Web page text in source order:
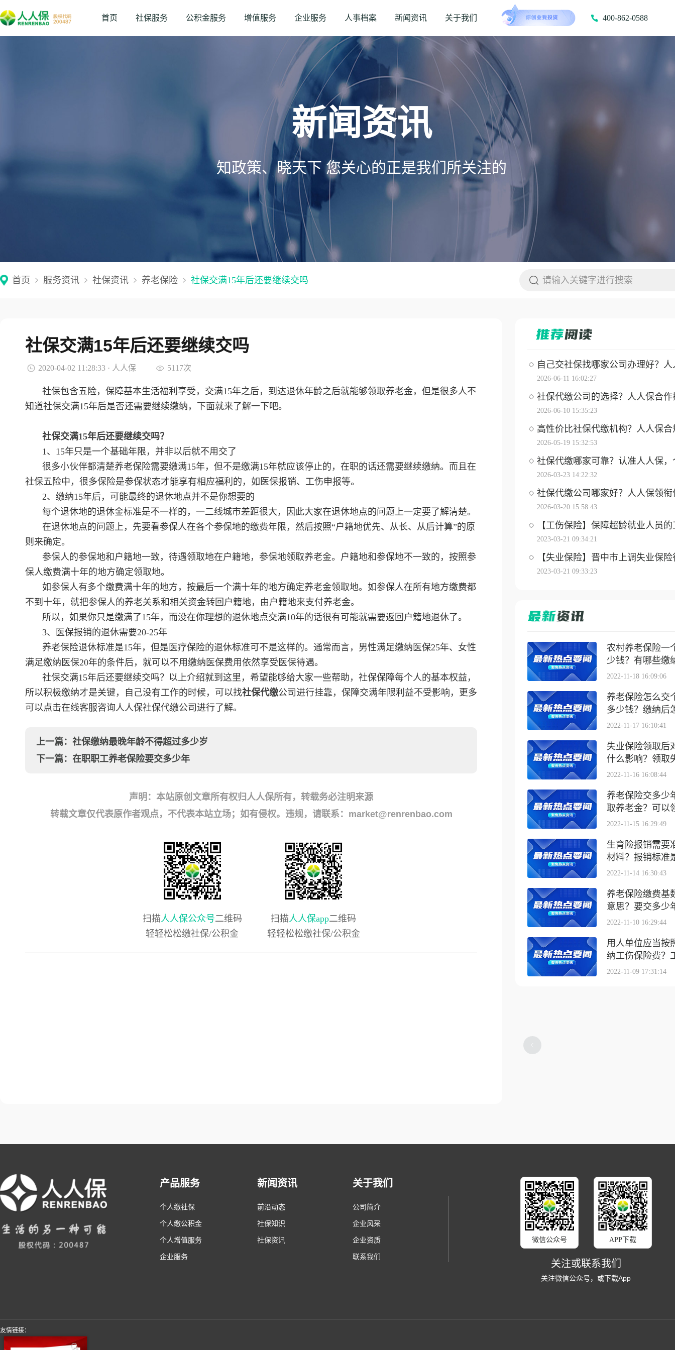
首页 社保服务 公积金服务 增值服务 企业服务 人事档案 新闻资讯 关于我们 400-862-0588
新闻资讯
知政策、晓天下 您关心的正是我们所关注的
首页 服务资讯 社保资讯 养老保险 社保交满15年后还要继续交吗
社保交满15年后还要继续交吗
2020-04-02 11:28:33 · 人人保 5117次
社保包含五险，保障基本生活福利享受，交满15年之后，到达退休年龄之后就能够领取养老金，但是很多人不
知道社保交满15年后是否还需要继续缴纳，下面就来了解一下吧。
社保交满15年后还要继续交吗？
1、15年只是一个基础年限，并非以后就不用交了
很多小伙伴都清楚养老保险需要缴满15年，但不是缴满15年就应该停止的，在职的话还需要继续缴纳。而且在
社保五险中，很多保险是参保状态才能享有相应福利的，如医保报销、工伤申报等。
2、缴纳15年后，可能最终的退休地点并不是你想要的
每个退休地的退休金标准是不一样的，一二线城市差距很大，因此大家在退休地点的问题上一定要了解清楚。
在退休地点的问题上，先要看参保人在各个参保地的缴费年限，然后按照“户籍地优先、从长、从后计算”的原
则来确定。
参保人的参保地和户籍地一致，待遇领取地在户籍地，参保地领取养老金。户籍地和参保地不一致的，按照参
保人缴费满十年的地方确定领取地。
如参保人有多个缴费满十年的地方，按最后一个满十年的地方确定养老金领取地。如参保人在所有地方缴费都
不到十年，就把参保人的养老关系和相关资金转回户籍地，由户籍地来支付养老金。
所以，如果你只是缴满了15年，而没在你理想的退休地点交满10年的话很有可能就需要返回户籍地退休了。
3、医保报销的退休需要20-25年
养老保险退休标准是15年，但是医疗保险的退休标准可不是这样的。通常而言，男性满足缴纳医保25年、女性
满足缴纳医保20年的条件后，就可以不用缴纳医保费用依然享受医保待遇。
社保交满15年后还要继续交吗？以上介绍就到这里，希望能够给大家一些帮助，社保保障每个人的基本权益，
所以积极缴纳才是关键，自己没有工作的时候，可以找社保代缴公司进行挂靠，保障交满年限利益不受影响，更多
可以点击在线客服咨询人人保社保代缴公司进行了解。
上一篇： 社保缴纳最晚年龄不得超过多少岁
下一篇： 在职职工养老保险要交多少年
声明：本站原创文章所有权归人人保所有，转载务必注明来源
转载文章仅代表原作者观点，不代表本站立场；如有侵权。违规，请联系：market@renrenbao.com
扫描人人保公众号二维码
轻轻松松缴社保/公积金
扫描人人保app二维码
轻轻松松缴社保/公积金
自己交社保找哪家公司办理好？人
2026-06-11 16:02:27
社保代缴公司的选择？人人保合作
2026-06-10 15:35:23
高性价比社保代缴机构？人人保合
2026-05-19 15:32:53
社保代缴哪家可靠？认准人人保，
2026-03-23 14:22:32
社保代缴公司哪家好？人人保领衔
2026-03-20 15:58:43
【工伤保险】保障超龄就业人员
2023-03-21 09:34:21
【失业保险】晋中市上调失业保
2023-03-21 09:33:23
农村养老保险一
少钱？有哪些缴
2022-11-18 16:09:06
养老保险怎么交
多少钱？缴纳后
2022-11-17 16:10:41
失业保险领取后
什么影响？领取
2022-11-16 16:08:44
养老保险交多少
取养老金？可以
2022-11-15 16:29:49
生育险报销需要
材料？报销标准
2022-11-14 16:30:43
养老保险缴费基
意思？要交多少
2022-11-10 16:29:44
用人单位应当按
纳工伤保险费？
2022-11-09 17:31:14
产品服务
个人缴社保
个人缴公积金
个人增值服务
企业服务
新闻资讯
前沿动态
社保知识
社保资讯
关于我们
公司简介
企业风采
企业资质
联系我们
微信公众号 APP下载
关注或联系我们
关注微信公众号，或下载App
友情链接：